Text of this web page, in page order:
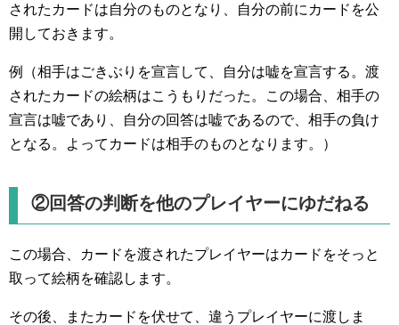
されたカードは自分のものとなり、自分の前にカードを公
開しておきます。
例（相手はごきぶりを宣言して、自分は嘘を宣言する。渡
されたカードの絵柄はこうもりだった。この場合、相手の
宣言は嘘であり、自分の回答は嘘であるので、相手の負け
となる。よってカードは相手のものとなります。）
②回答の判断を他のプレイヤーにゆだねる
この場合、カードを渡されたプレイヤーはカードをそっと
取って絵柄を確認します。
その後、またカードを伏せて、違うプレイヤーに渡しま